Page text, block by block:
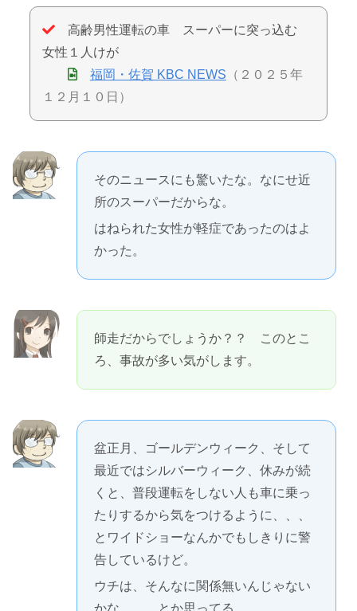
高齢男性運転の車 スーパーに突っ込む
女性１人けが
福岡・佐賀 KBC NEWS （２０２５年
１２月１０日）
そのニュースにも驚いたな。なにせ近
所のスーパーだからな。
はねられた女性が軽症であったのはよ
かった。
師走だからでしょうか？？ このとこ
ろ、事故が多い気がします。
盆正月、ゴールデンウィーク、そして
最近ではシルバーウィーク、休みが続
くと、普段運転をしない人も車に乗っ
たりするから気をつけるように、、、
とワイドショーなんかでもしきりに警
告しているけど。
ウチは、そんなに関係無いんじゃない
かな、、、とか思ってる。